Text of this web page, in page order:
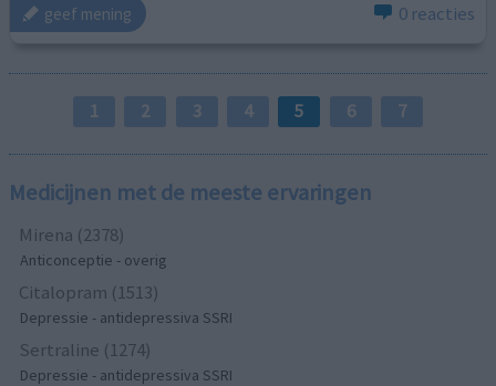
geef mening 0 reacties
1 2 3 4 5 6 7
Medicijnen met de meeste ervaringen
Mirena (2378)
Anticonceptie - overig
Citalopram (1513)
Depressie - antidepressiva SSRI
Sertraline (1274)
Depressie - antidepressiva SSRI